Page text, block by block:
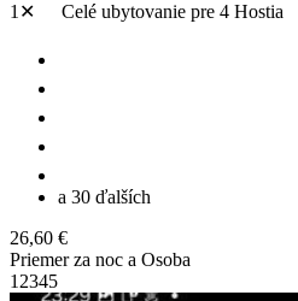
1✕
Celé ubytovanie pre 4 Hostia
a 30 ďalších
26,60 €
Priemer za noc a Osoba
1 2345